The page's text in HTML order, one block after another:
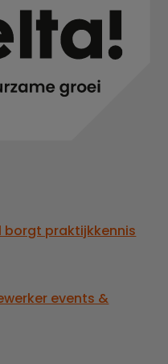
borgt praktijkkennis
events &